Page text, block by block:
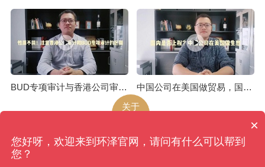
BUD专项审计与香港公司审计是不一样的
中国公司在美国做贸易，国内是否上税呢
关于
环泽版权所有
网站地图
香港、成都、北京、上海、广州、南京、昆明、武汉...
×
您好呀，欢迎来到环泽官网，请问有什么可以帮到
您？